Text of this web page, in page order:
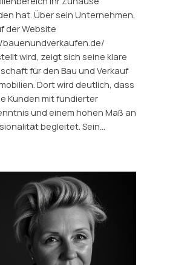
hat. Über sein Unternehmen,
der Website
wird, zeigt sich seine klare
für den Bau und Verkauf
Dort wird deutlich, dass
Kunden mit fundierter
und einem hohen Maß an
begleitet. Sein…